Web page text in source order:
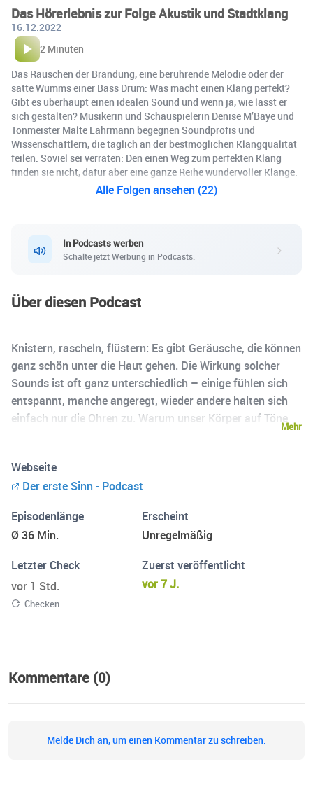
Das Hörerlebnis zur Folge Akustik und Stadtklang
16.12.2022
2 Minuten
Das Rauschen der Brandung, eine berührende Melodie oder der
satte Wumms einer Bass Drum: Was macht einen Klang perfekt?
Gibt es überhaupt einen idealen Sound und wenn ja, wie lässt er
sich gestalten? Musikerin und Schauspielerin Denise M’Baye und
Tonmeister Malte Lahrmann begegnen Soundprofis und
Wissenschaftlern, die täglich an der bestmöglichen Klangqualität
feilen. Soviel sei verraten: Den einen Weg zum perfekten Klang
finden sie nicht, dafür aber eine ganze Reihe wundervoller Klänge.
Alle Folgen ansehen (22)
In Podcasts werben
Schalte jetzt Werbung in Podcasts.
Über diesen Podcast
Knistern, rascheln, flüstern: Es gibt Geräusche, die können
ganz schön unter die Haut gehen. Die Wirkung solcher
Sounds ist oft ganz unterschiedlich – einige fühlen sich
entspannt, manche angeregt, wieder andere halten sich
einfach nur die Ohren zu. Warum unser Körper auf Töne
in Gesprächen, auf Reisen, mit Klangbeispielen für den
Selbstversuch. Gänsehaut garantiert! Präsentiert von der
Mehr
Webseite
Der erste Sinn - Podcast
Episodenlänge
Ø 36 Min.
Erscheint
Unregelmäßig
Letzter Check
vor 1 Std.
Checken
Zuerst veröffentlicht
vor 7 J.
Kommentare (0)
Melde Dich an, um einen Kommentar zu schreiben.